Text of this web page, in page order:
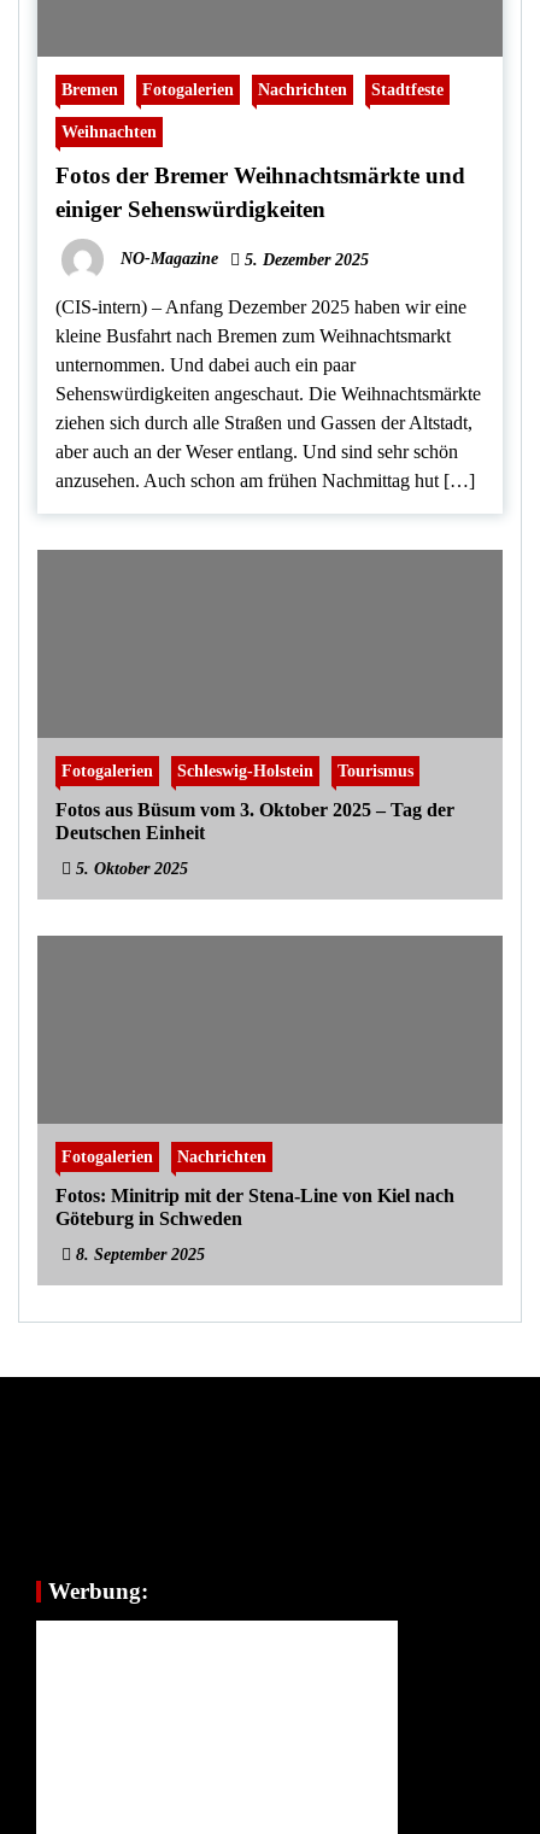
Bremen Fotogalerien Nachrichten Stadtfeste
Weihnachten
Fotos der Bremer Weihnachtsmärkte und
einiger Sehenswürdigkeiten
NO-Magazine 5. Dezember 2025
(CIS-intern) – Anfang Dezember 2025 haben wir eine
kleine Busfahrt nach Bremen zum Weihnachtsmarkt
unternommen. Und dabei auch ein paar
Sehenswürdigkeiten angeschaut. Die Weihnachtsmärkte
ziehen sich durch alle Straßen und Gassen der Altstadt,
aber auch an der Weser entlang. Und sind sehr schön
anzusehen. Auch schon am frühen Nachmittag hut […]
Fotogalerien Schleswig-Holstein Tourismus
Fotos aus Büsum vom 3. Oktober 2025 – Tag der
Deutschen Einheit
5. Oktober 2025
Fotogalerien Nachrichten
Fotos: Minitrip mit der Stena-Line von Kiel nach
Göteburg in Schweden
8. September 2025
Werbung: